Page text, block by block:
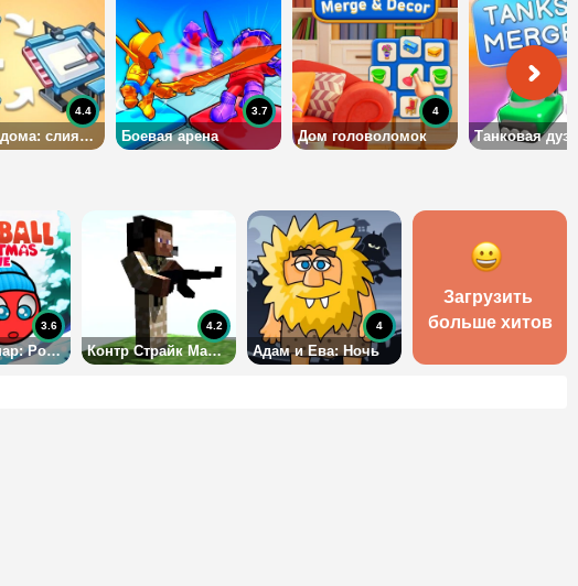
Дизайн дома: слияние предметов
4.4
Боевая арена
3.7
Дом головоломок
4
Танковая
Красный шар: Рождественская любовь
3.6
Контр Страйк Майнкрафт
4.2
Адам и Ева: Ночь
4
Загрузить
больше хитов